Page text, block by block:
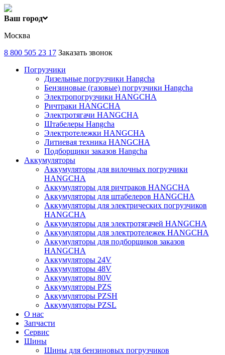
Ваш город
Москва
8 800 505 23 17 Заказать звонок
Погрузчики
Дизельные погрузчики Hangcha
Бензиновые (газовые) погрузчики Hangcha
Электропогрузчики HANGCHA
Ричтраки HANGCHA
Электротягачи HANGCHA
Штабелеры Hangcha
Электротележки HANGCHA
Литиевая техника HANGCHA
Подборщики заказов Hangcha
Аккумуляторы
Аккумуляторы для вилочных погрузчики
HANGCHA
Аккумуляторы для ричтраков HANGCHA
Аккумуляторы для штабелеров HANGCHA
Аккумуляторы для электрических погрузчиков
HANGCHA
Аккумуляторы для электротягачей HANGCHA
Аккумуляторы для электротележек HANGCHA
Аккумуляторы для подборщиков заказов
HANGCHA
Аккумуляторы 24V
Аккумуляторы 48V
Аккумуляторы 80V
Аккумуляторы PZS
Аккумуляторы PZSH
Аккумуляторы PZSL
О нас
Запчасти
Сервис
Шины
Шины для бензиновых погрузчиков